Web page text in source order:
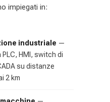
impiegati in:
industriale —
HMI, switch di
su distanze
2 km